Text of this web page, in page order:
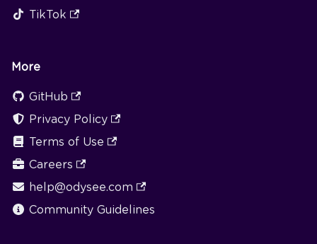
TikTok
More
GitHub
Privacy Policy
Terms of Use
Careers
help@odysee.com
Community Guidelines